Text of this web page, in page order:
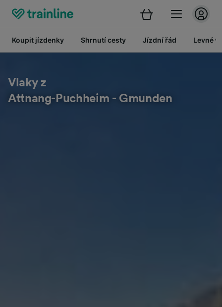
Koupit jízdenky Shrnutí cesty Jízdní řád Levné
Vlaky z
Attnang-Puchheim - Gmunden